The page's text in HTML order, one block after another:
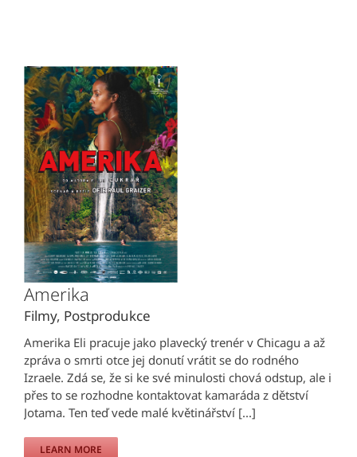
Amerika
Filmy, Postprodukce
Amerika Eli pracuje jako plavecký trenér v Chicagu a až
zpráva o smrti otce jej donutí vrátit se do rodného
Izraele. Zdá se, že si ke své minulosti chová odstup, ale i
přes to se rozhodne kontaktovat kamaráda z dětství
Jotama. Ten teď vede malé květinářství [...]
LEARN MORE